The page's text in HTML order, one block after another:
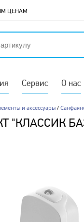
Сервис О нас
ЦЕНАМ
и аксессуары/
"КЛАССИК